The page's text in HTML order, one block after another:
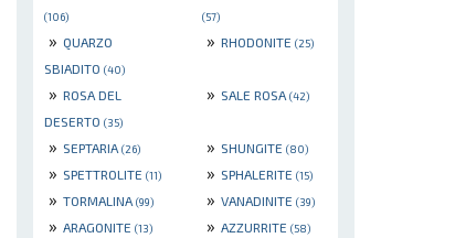
(106) (57)
» QUARZO
SBIADITO (40)
» RHODONITE (25)
» ROSA DEL
DESERTO (35)
» SALE ROSA (42)
» SEPTARIA (26) » SHUNGITE (80)
» SPETTROLITE (11) » SPHALERITE (15)
» TORMALINA (99) » VANADINITE (39)
» ARAGONITE (13) » AZZURRITE (58)